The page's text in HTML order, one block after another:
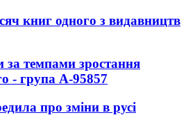
книг одного з видавництв
темпами зростання
- група А-95857
про зміни в русі